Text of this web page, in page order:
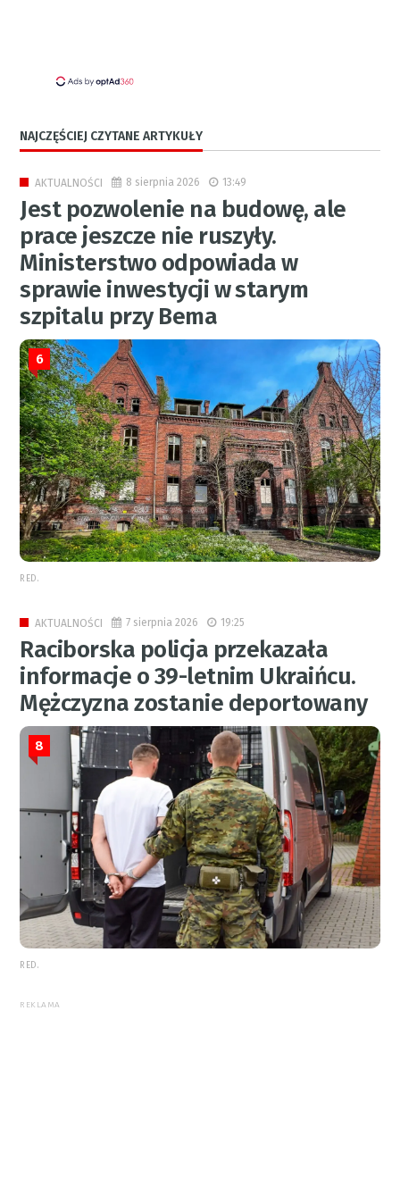
NAJCZĘŚCIEJ CZYTANE ARTYKUŁY
AKTUALNOŚCI 8 sierpnia 2026 13:49
Jest pozwolenie na budowę, ale
prace jeszcze nie ruszyły.
Ministerstwo odpowiada w
sprawie inwestycji w starym
szpitalu przy Bema
6
RED.
AKTUALNOŚCI 7 sierpnia 2026 19:25
Raciborska policja przekazała
informacje o 39-letnim Ukraińcu.
Mężczyzna zostanie deportowany
8
RED.
REKLAMA